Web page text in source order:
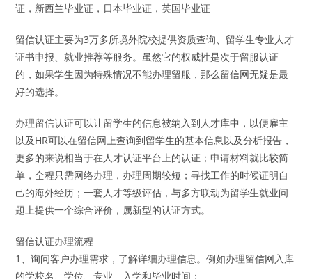
证，新西兰毕业证，日本毕业证，英国毕业证
留信认证主要为3万多所境外院校提供资质查询、留学生专业人才
证书申报、就业推荐等服务。虽然它的权威性是次于留服认证
的，如果学生因为特殊情况不能办理留服，那么留信网无疑是最
好的选择。
办理留信认证可以让留学生的信息被纳入到人才库中，以便雇主
以及HR可以在留信网上查询到留学生的基本信息以及分析报告，
更多的来说相当于在人才认证平台上的认证；申请材料就比较简
单，全程只需网络办理，办理周期较短；寻找工作的时候证明自
己的海外经历；一套人才等级评估，与多方联动为留学生就业问
题上提供一个综合评价，属新型的认证方式。
留信认证办理流程
1、询问客户办理需求，了解详细办理信息。例如办理留信网入库
的学校名、学位、专业、入学和毕业时间；